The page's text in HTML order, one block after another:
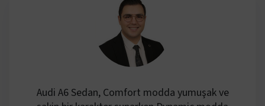
Audi A6 Sedan, Comfort modda yumuşak ve